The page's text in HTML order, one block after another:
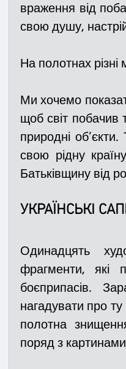
враження від
свою душу,
На полотнах різні
Ми хочемо
щоб світ побачив
природні
свою рідну
Батьківщину від
УКРАЇНСЬКІ
Одинадцять
фрагменти, які
боєприпасів.
нагадувати про
полотна
поряд з